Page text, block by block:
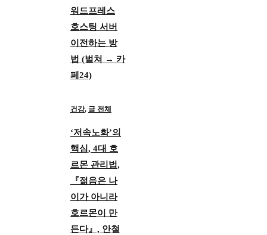
워드프레스
호스팅 서버
이전하는 방
법 (벌쳐 → 카
페24)
건강, 글 전체
‘저속노화’의
핵심, 4대 호
르몬 관리법,
『젊음은 나
이가 아니라
호르몬이 만
든다』, 안철